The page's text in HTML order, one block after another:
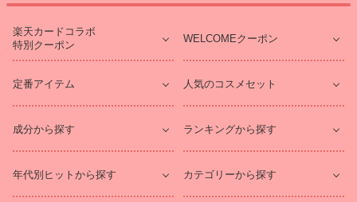
楽天カードコラボ
特別クーポン
WELCOMEクーポン
定番アイテム 人気のコスメセット
成分から探す ランキングから探す
年代別ヒットから探す カテゴリーから探す